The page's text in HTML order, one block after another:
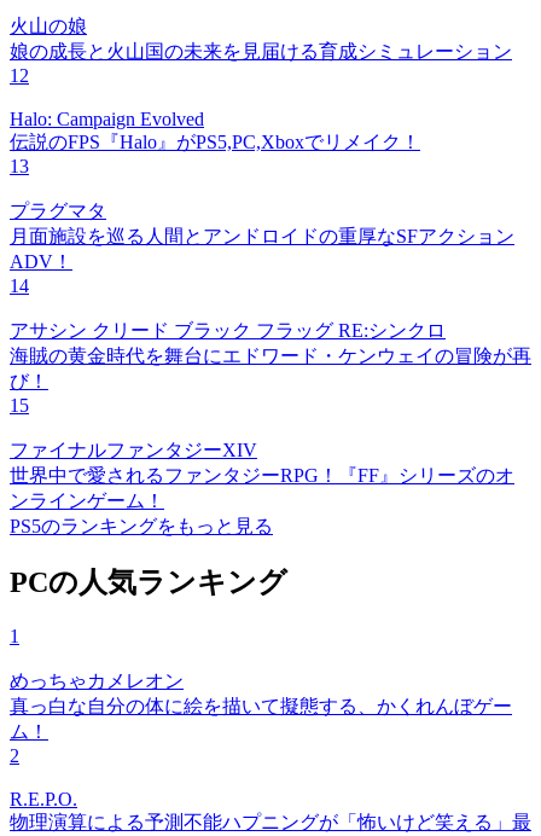
火山の娘
娘の成長と火山国の未来を見届ける育成シミュレーション
12
Halo: Campaign Evolved
伝説のFPS『Halo』がPS5,PC,Xboxでリメイク！
13
プラグマタ
月面施設を巡る人間とアンドロイドの重厚なSFアクション
ADV！
14
アサシン クリード ブラック フラッグ RE:シンクロ
海賊の黄金時代を舞台にエドワード・ケンウェイの冒険が再
び！
15
ファイナルファンタジーXIV
世界中で愛されるファンタジーRPG！『FF』シリーズのオ
ンラインゲーム！
PS5のランキングをもっと見る
PCの人気ランキング
1
めっちゃカメレオン
真っ白な自分の体に絵を描いて擬態する、かくれんぼゲー
ム！
2
R.E.P.O.
物理演算による予測不能ハプニングが「怖いけど笑える」最